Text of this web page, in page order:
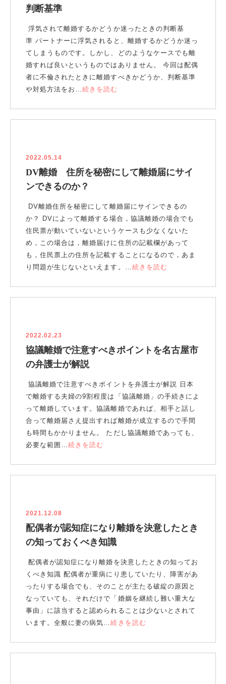
判断基準
浮気されて離婚するかどうか迷ったときの判断基
準 パートナーに浮気されると、離婚するかどうか迷っ
てしまうものです。しかし、どのようなケースでも離
婚すれば良いというものではありません。 今回は配偶
者に不倫されたときに離婚すべきかどうか、判断基準
や対処方法をお…続きを読む
2022.05.14
DV離婚 住所を秘密にして離婚届にサイ
ンできるのか？
DV離婚住所を秘密にして離婚届にサインできるの
か？ DVによって離婚する場合，協議離婚の場合でも
住民票が動いていないというケースも少なくないた
め，この場合は，離婚届けに住所の記載欄があって
も，住民票上の住所を記載することになるので，あま
り問題が生じないといえます。…続きを読む
2022.02.23
協議離婚で注意すべきポイントを名古屋市
の弁護士が解説
協議離婚で注意すべきポイントを弁護士が解説 日本
で離婚する夫婦の9割程度は「協議離婚」の手続きによ
って離婚しています。協議離婚であれば、相手と話し
合って離婚届さえ提出すれば離婚が成立するので手間
も時間もかかりません。 ただし協議離婚であっても、
必要な範囲…続きを読む
2021.12.08
配偶者が認知症になり離婚を決意したとき
の知っておくべき知識
配偶者が認知症になり離婚を決意したときの知ってお
くべき知識 配偶者が重病にり患していたり、障害があ
ったりする場合でも、そのことが主たる破綻の原因と
なっていても、それだけで「婚姻を継続し難い重大な
事由」に該当すると認められることは少ないとされて
います。全般に妻の病気…続きを読む